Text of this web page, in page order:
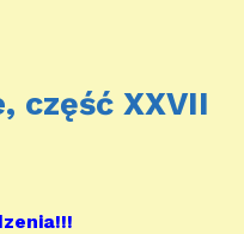
część XXVII